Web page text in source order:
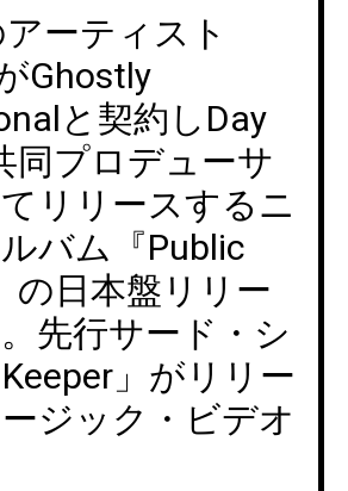
ーティスト
Ghostly
と契約しDay
同プロデューサ
リリースするニ
バム『Public
の日本盤リリー
先行サード・シ
」がリリー
ジック・ビデオ